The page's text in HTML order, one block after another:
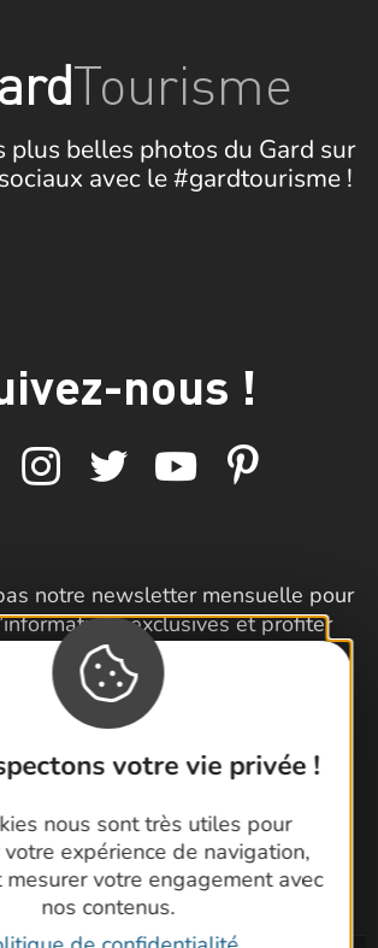
votre vie privée !
nous sont très utiles pour
expérience de navigation,
mesurer votre engagement avec
nos contenus.
Tourisme
plus belles photos du Gard sur
avec le #gardtourisme !
nous !
notre newsletter mensuelle pour
exclusives et profiter
de votre séjour dans le Gard.
à la newsletter